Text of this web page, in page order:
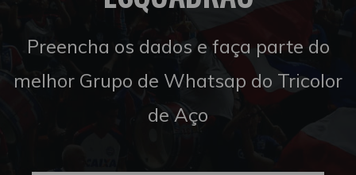
Preencha os dados e faça parte do
melhor Grupo de Whatsap do Tricolor
de Aço